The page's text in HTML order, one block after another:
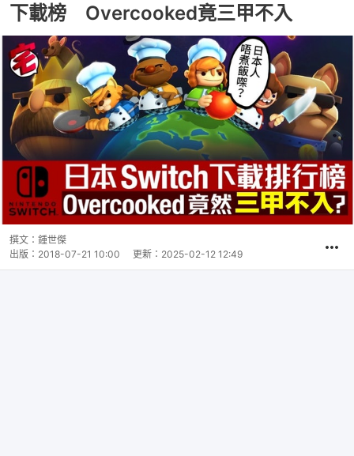
下載榜 Overcooked竟三甲不入
撰文： 鍾世傑
出版： 2018-07-21 10:00 更新： 2025-02-12 12:49